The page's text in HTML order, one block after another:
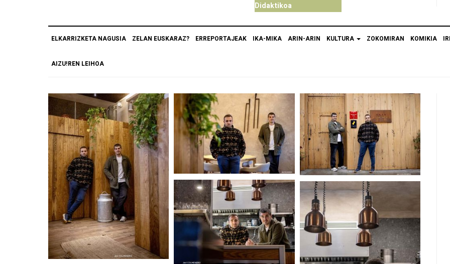
Didaktikoa
ELKARRIZKETA NAGUSIA ZELAN EUSKARAZ? ERREPORTAJEAK IKA-MIKA ARIN-ARIN KULTURA ZOKOMIRAN KOMIKIA
AIZU!REN LEIHOA